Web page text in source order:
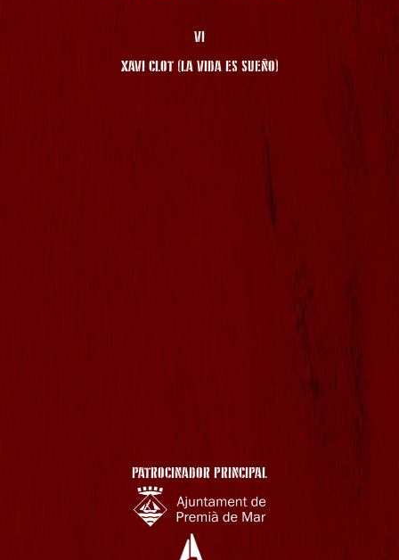
VI
XAVI CLOT (LA VIDA ES SUEÑO)
PATROCINADOR PRINCIPAL